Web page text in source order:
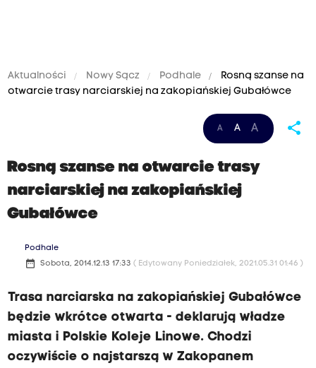
Aktualności Nowy Sącz Podhale
Rosną szanse na
otwarcie trasy narciarskiej na zakopiańskiej Gubałówce
A A A share
Rosną szanse na otwarcie trasy
narciarskiej na zakopiańskiej
Gubałówce
Podhale
date_range Sobota, 2014.12.13 17:33 ( Edytowany Poniedziałek, 2021.05.31 01:46 )
Trasa narciarska na zakopiańskiej Gubałówce
będzie wkrótce otwarta - deklarują władze
miasta i Polskie Koleje Linowe. Chodzi
oczywiście o najstarszą w Zakopanem